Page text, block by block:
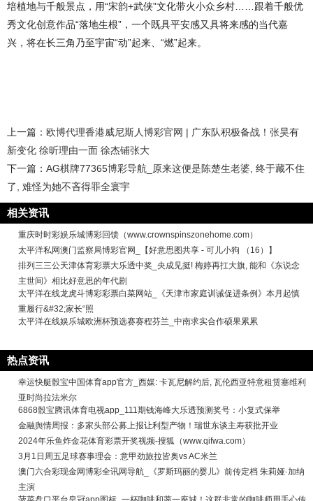
培植地与千般景点，用“宋韵+武侠”文化带火小众乡村……跟着千般优
秀文化创意作品“落地生根”，一个既具平安感又具将来感的当代嘉
兴，将在长三角乃至宇宙“动”起来、“燃”起来。
上一篇： 欧博代理香港威尼斯人博彩官网 | 广东队积极备战！张昊有
新变化 徐昕理由一面 徐杰铺张大
下一篇： AG棋牌77365博彩导航_原来这便是陈楚生老婆, 终于藏不住
了, 难怪为她不吝得罪全寰宇
相关资讯
重庆时时彩娱乐城博彩回馈（www.crownspinszonehome.com）
太平洋私网澳门监察局博彩官网_【好意思图共享 - 可儿小狗 （16）】
排列三三公天津体育彩票大乐透中奖_央成见挺! 梅婷再扛大旗, 能和《东说念
主世间》相比好意思的年代剧
太平洋在线龙虎斗博彩彩票白菜网站_《天津市家庭训诫促进条例》本月起慎
重履行&#32;家长“照
太平洋在线娱乐城欧洲杯预选赛赛程芬兰_中南求实合作硕果累累
热点资讯
幸运快艇骰宝中国体育app官方_西媒: 卡瓦尼解约后, 瓦伦西亚特意租赁塞维利
亚时尚拉法米尔
6868骰宝腾讯体育电视app_111期钱海峰大乐透预测奖号：小复式保举
金融舆情周报：多家头部公募上报让利型产物！瑞世东谈主寿获批开业
2024年乐鱼炸金花体育彩票开奖视频-搜狐（www.qifwa.com）
3月1日周五足球赛事理会：意甲劲旅拉皆奥vs AC米兰
澳门六合彩现金网博彩全讯网导航_《罗斯玛丽的婴儿》前传定档 朱莉娅·加纳
主演